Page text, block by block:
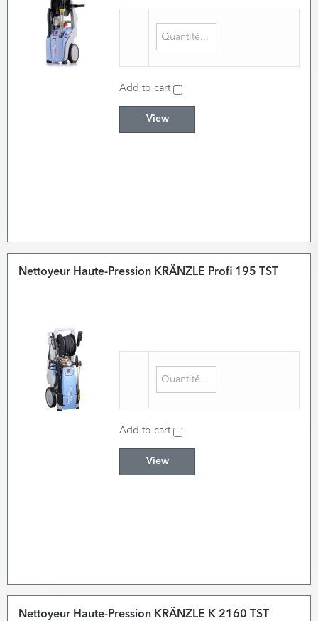
Add to cart
View
Nettoyeur Haute-Pression KRÄNZLE Profi 195 TST
Add to cart
View
Nettoyeur Haute-Pression KRÄNZLE K 2160 TST